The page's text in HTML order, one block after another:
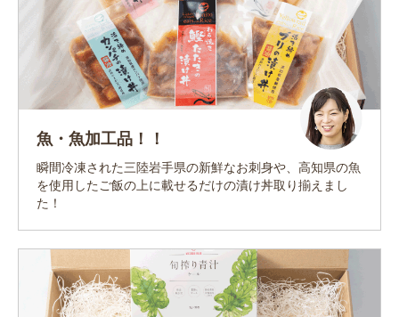
魚・魚加工品！！
瞬間冷凍された三陸岩手県の新鮮なお刺身や、高知県の魚
を使用したご飯の上に載せるだけの漬け丼取り揃えまし
た！